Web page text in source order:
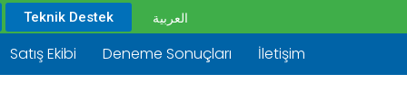
Teknik Destek العربية
Satış Ekibi Deneme Sonuçları İletişim